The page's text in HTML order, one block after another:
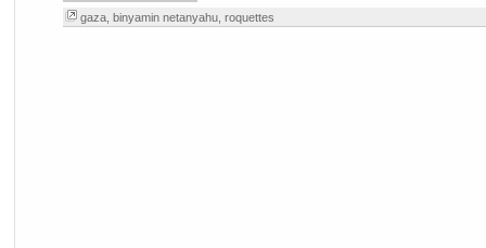
gaza, binyamin netanyahu, roquettes